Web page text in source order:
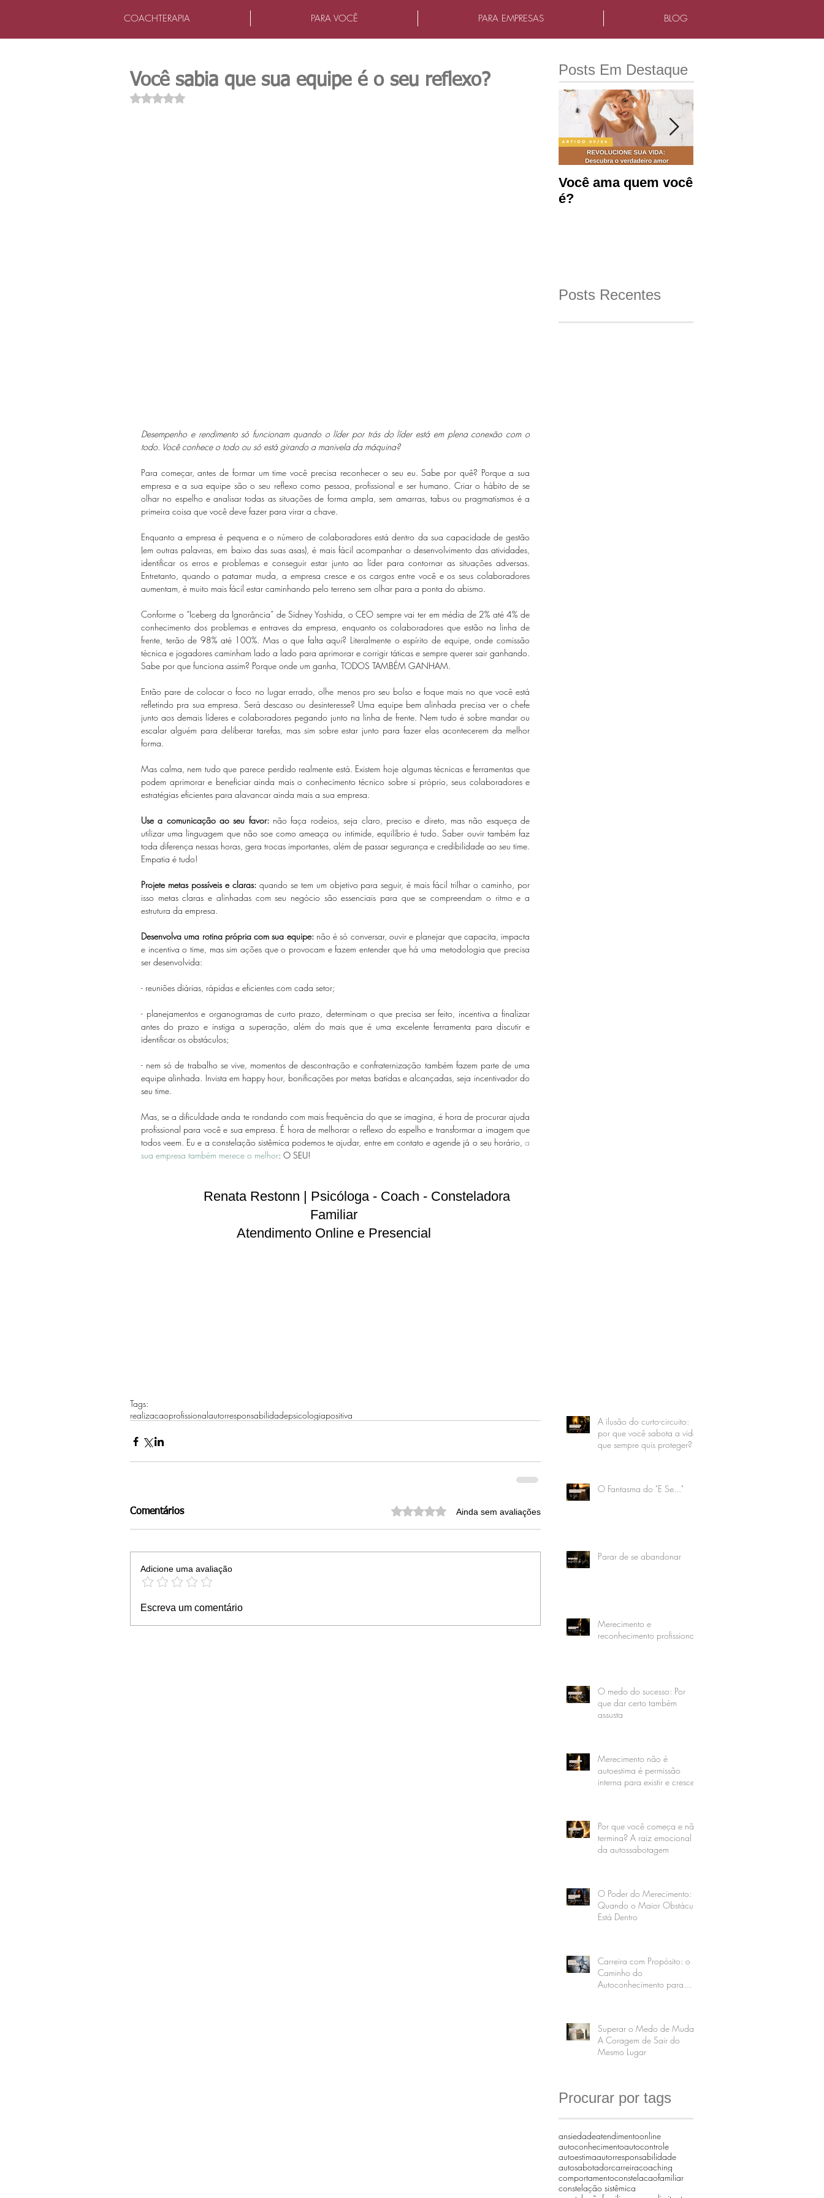
COACHTERAPIA PARA VOCÊ PARA EMPRESAS BLOG
Você sabia que sua equipe é o seu reflexo?
Avaliado com NaN de 5 estrelas.
Desempenho e rendimento só funcionam quando o líder por trás do líder está em plena conexão com o
todo. Você conhece o todo ou só está girando a manivela da máquina?
Para começar, antes de formar um time você precisa reconhecer o seu eu. Sabe por quê? Porque a sua
empresa e a sua equipe são o seu reflexo como pessoa, profissional e ser humano. Criar o hábito de se
olhar no espelho e analisar todas as situações de forma ampla, sem amarras, tabus ou pragmatismos é a
primeira coisa que você deve fazer para virar a chave.
Enquanto a empresa é pequena e o número de colaboradores está dentro da sua capacidade de gestão
(em outras palavras, em baixo das suas asas), é mais fácil acompanhar o desenvolvimento das atividades,
identificar os erros e problemas e conseguir estar junto ao líder para contornar as situações adversas.
Entretanto, quando o patamar muda, a empresa cresce e os cargos entre você e os seus colaboradores
aumentam, é muito mais fácil estar caminhando pelo terreno sem olhar para a ponta do abismo.
Conforme o “Iceberg da Ignorância” de Sidney Yoshida, o CEO sempre vai ter em média de 2% até 4% de
conhecimento dos problemas e entraves da empresa, enquanto os colaboradores que estão na linha de
frente, terão de 98% até 100%. Mas o que falta aqui? Literalmente o espírito de equipe, onde comissão
técnica e jogadores caminham lado a lado para aprimorar e corrigir táticas e sempre querer sair ganhando.
Sabe por que funciona assim? Porque onde um ganha, TODOS TAMBÉM GANHAM.
Então pare de colocar o foco no lugar errado, olhe menos pro seu bolso e foque mais no que você está
refletindo pra sua empresa. Será descaso ou desinteresse? Uma equipe bem alinhada precisa ver o chefe
junto aos demais líderes e colaboradores pegando junto na linha de frente. Nem tudo é sobre mandar ou
escalar alguém para deliberar tarefas, mas sim sobre estar junto para fazer elas acontecerem da melhor
forma.
Mas calma, nem tudo que parece perdido realmente está. Existem hoje algumas técnicas e ferramentas que
podem aprimorar e beneficiar ainda mais o conhecimento técnico sobre si próprio, seus colaboradores e
estratégias eficientes para alavancar ainda mais a sua empresa.
Use a comunicação ao seu favor: não faça rodeios, seja claro, preciso e direto, mas não esqueça de
utilizar uma linguagem que não soe como ameaça ou intimide, equilíbrio é tudo. Saber ouvir também faz
toda diferença nessas horas, gera trocas importantes, além de passar segurança e credibilidade ao seu time.
Empatia é tudo!
Projete metas possíveis e claras: quando se tem um objetivo para seguir, é mais fácil trilhar o caminho, por
isso metas claras e alinhadas com seu negócio são essenciais para que se compreendam o ritmo e a
estrutura da empresa.
Desenvolva uma rotina própria com sua equipe: não é só conversar, ouvir e planejar que capacita, impacta
e incentiva o time, mas sim ações que o provocam e fazem entender que há uma metodologia que precisa
ser desenvolvida:
- reuniões diárias, rápidas e eficientes com cada setor;
- planejamentos e organogramas de curto prazo, determinam o que precisa ser feito, incentiva a finalizar
antes do prazo e instiga a superação, além do mais que é uma excelente ferramenta para discutir e
identificar os obstáculos;
- nem só de trabalho se vive, momentos de descontração e confraternização também fazem parte de uma
equipe alinhada. Invista em happy hour, bonificações por metas batidas e alcançadas, seja incentivador do
seu time.
Mas, se a dificuldade anda te rondando com mais frequência do que se imagina, é hora de procurar ajuda
profissional para você e sua empresa. É hora de melhorar o reflexo do espelho e transformar a imagem que
todos veem. Eu e a constelação sistêmica podemos te ajudar, entre em contato e agende já o seu horário, a
sua empresa também merece o melhor: O SEU!
Renata Restonn | Psicóloga - Coach - Consteladora
Familiar
Atendimento Online e Presencial
Tags:
realizacaoprofissionalautorresponsabilidadepsicologiapositiva
Comentários Avaliado com 0 de 5 estrelas.Ainda sem avaliações
Adicione uma avaliação
Escreva um comentário
Posts Em Destaque
Você ama quem você
é?
Posts Recentes
A ilusão do curto-circuito:
por que você sabota a vida
que sempre quis proteger?
O Fantasma do "E Se..."
Parar de se abandonar
Merecimento e
reconhecimento profissional
O medo do sucesso: Por
que dar certo também
assusta
Merecimento não é
autoestima é permissão
interna para existir e crescer
Por que você começa e não
termina? A raiz emocional
da autossabotagem
O Poder do Merecimento:
Quando o Maior Obstáculo
Está Dentro
Carreira com Propósito: o
Caminho do
Autoconhecimento para
Superar o Medo de Mudar:
A Coragem de Sair do
Mesmo Lugar
Procurar por tags
ansiedadeatendimentoonline
autoconhecimentoautocontrole
autoestimaautorresponsabilidade
autosabotadorcarreiracoaching
comportamentoconstelacaofamiliar
constelação sistêmica